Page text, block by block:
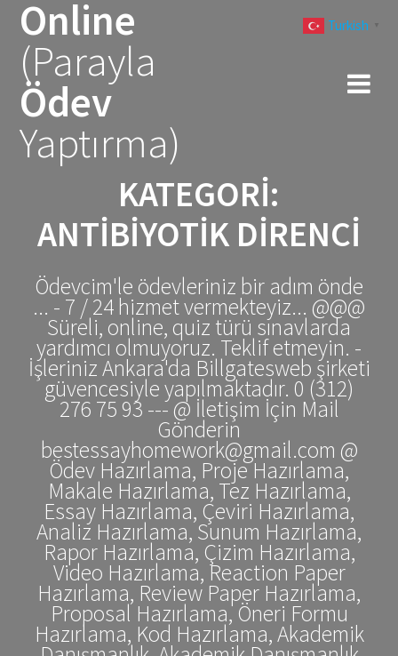
Online
(Parayla
Ödev
Yaptırma)
KATEGORI:
ANTIBIYOTIK DIRENCI
Ödevcim'le ödevleriniz bir adım önde
... - 7 / 24 hizmet vermekteyiz... @@@
Süreli, online, quiz türü sınavlarda
yardımcı olmuyoruz. Teklif etmeyin. -
İşleriniz Ankara'da Billgatesweb şirketi
güvencesiyle yapılmaktadır. 0 (312)
276 75 93 --- @ İletişim İçin Mail
Gönderin
bestessayhomework@gmail.com @
Ödev Hazırlama, Proje Hazırlama,
Makale Hazırlama, Tez Hazırlama,
Essay Hazırlama, Çeviri Hazırlama,
Analiz Hazırlama, Sunum Hazırlama,
Rapor Hazırlama, Çizim Hazırlama,
Video Hazırlama, Reaction Paper
Hazırlama, Review Paper Hazırlama,
Proposal Hazırlama, Öneri Formu
Hazırlama, Kod Hazırlama, Akademik
Turkish ▼